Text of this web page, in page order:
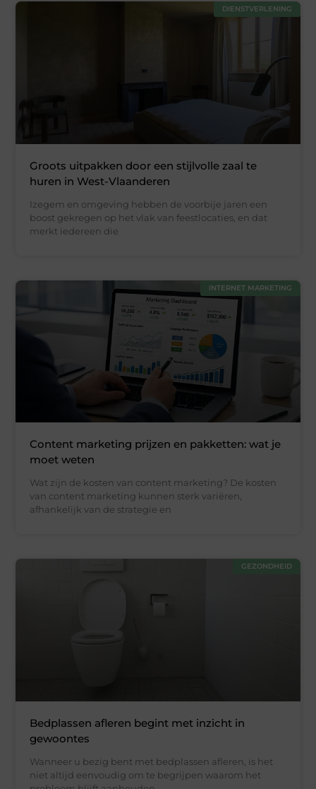
DIENSTVERLENING
Groots uitpakken door een stijlvolle zaal te
huren in West-Vlaanderen
Izegem en omgeving hebben de voorbije jaren een
boost gekregen op het vlak van feestlocaties, en dat
merkt iedereen die
INTERNET MARKETING
Content marketing prijzen en pakketten: wat je
moet weten
Wat zijn de kosten van content marketing? De kosten
van content marketing kunnen sterk variëren,
afhankelijk van de strategie en
GEZONDHEID
Bedplassen afleren begint met inzicht in
gewoontes
Wanneer u bezig bent met bedplassen afleren, is het
niet altijd eenvoudig om te begrijpen waarom het